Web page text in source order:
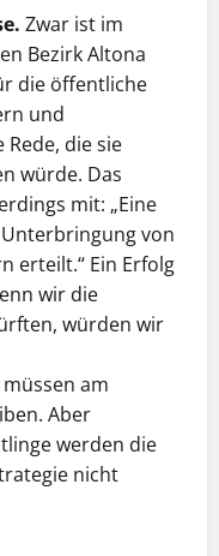
Zwar ist im
Bezirk Altona
die öffentliche
und
die sie
würde. Das
mit: „Eine
von
erteilt.“ Ein Erfolg
wir die
würden wir
am
Aber
werden die
nicht